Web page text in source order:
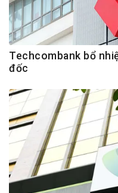
Techcombank bổ
đốc